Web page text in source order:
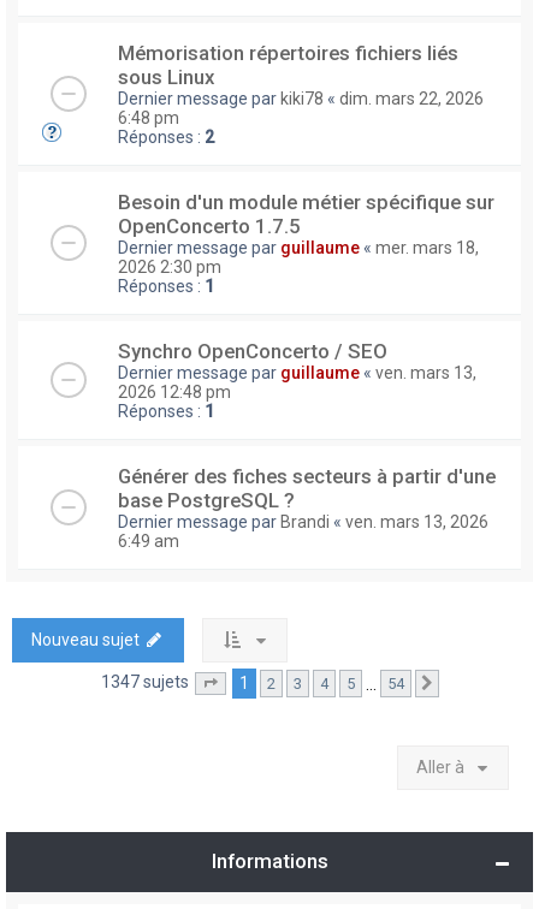
Mémorisation répertoires fichiers liés
sous Linux
Dernier message par kiki78 « dim. mars 22, 2026
6:48 pm
Réponses : 2
Besoin d'un module métier spécifique sur
OpenConcerto 1.7.5
Dernier message par guillaume « mer. mars 18,
2026 2:30 pm
Réponses : 1
Synchro OpenConcerto / SEO
Dernier message par guillaume « ven. mars 13,
2026 12:48 pm
Réponses : 1
Générer des fiches secteurs à partir d'une
base PostgreSQL ?
Dernier message par Brandi « ven. mars 13, 2026
6:49 am
Nouveau sujet
1347 sujets Page sur54
1 2 3 4 5 54
Aller à
Informations